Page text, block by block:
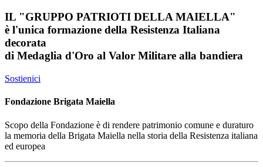
IL "GRUPPO PATRIOTI DELLA MAIELLA"
è l'unica formazione della Resistenza Italiana
decorata
di Medaglia d'Oro al Valor Militare alla bandiera
Sostienici
Fondazione Brigata Maiella
Scopo della Fondazione è di rendere patrimonio comune e duraturo
la memoria della Brigata Maiella nella storia della Resistenza italiana
ed europea